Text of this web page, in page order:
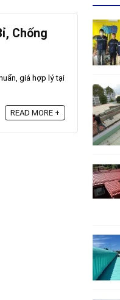
Chống
giá hợp lý tại
READ MORE +